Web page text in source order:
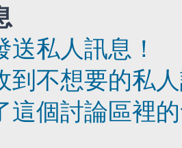
送私人訊息！
到不想要的私
這個討論區裡